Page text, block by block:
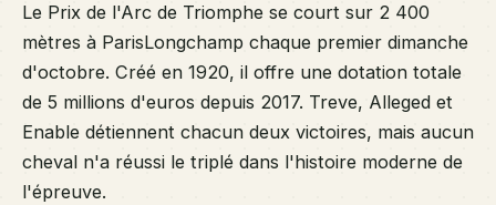
Le Prix de l'Arc de Triomphe se court sur 2 400
mètres à ParisLongchamp chaque premier dimanche
d'octobre. Créé en 1920, il offre une dotation totale
de 5 millions d'euros depuis 2017. Treve, Alleged et
Enable détiennent chacun deux victoires, mais aucun
cheval n'a réussi le triplé dans l'histoire moderne de
l'épreuve.